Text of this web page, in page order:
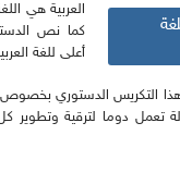
العربية هي
كما نص
أعلى للغة
التكريس الدستوري بخصوص
تعمل دوما لترقية